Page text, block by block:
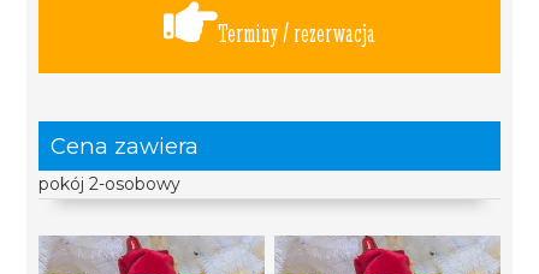
Terminy / rezerwacja
Cena zawiera
pokój 2-osobowy